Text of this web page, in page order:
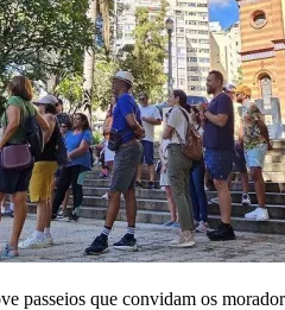
passeios que convidam os